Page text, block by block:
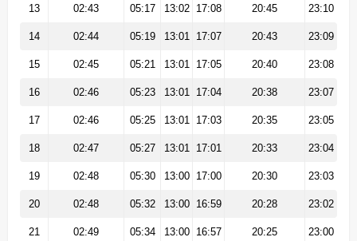
13 02:43 05:17 13:02 17:08 20:45 23:10
14 02:44 05:19 13:01 17:07 20:43 23:09
15 02:45 05:21 13:01 17:05 20:40 23:08
16 02:46 05:23 13:01 17:04 20:38 23:07
17 02:46 05:25 13:01 17:03 20:35 23:05
18 02:47 05:27 13:01 17:01 20:33 23:04
19 02:48 05:30 13:00 17:00 20:30 23:03
20 02:48 05:32 13:00 16:59 20:28 23:02
21 02:49 05:34 13:00 16:57 20:25 23:00